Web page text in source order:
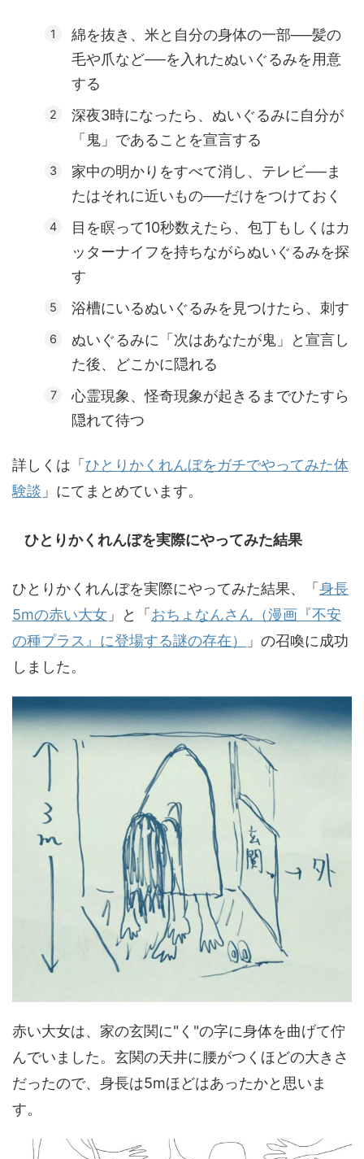
綿を抜き、米と自分の身体の一部──髪の
毛や爪など──を入れたぬいぐるみを用意
する
深夜3時になったら、ぬいぐるみに自分が
「鬼」であることを宣言する
家中の明かりをすべて消し、テレビ──ま
たはそれに近いもの──だけをつけておく
目を瞑って10秒数えたら、包丁もしくはカ
ッターナイフを持ちながらぬいぐるみを探
す
浴槽にいるぬいぐるみを見つけたら、刺す
ぬいぐるみに「次はあなたが鬼」と宣言し
た後、どこかに隠れる
心霊現象、怪奇現象が起きるまでひたすら
隠れて待つ
詳しくは「 ひとりかくれんぼをガチでやってみた体
験談 」にてまとめています。
ひとりかくれんぼを実際にやってみた結果
ひとりかくれんぼを実際にやってみた結果、「 身長
5mの赤い大女 」と「 おちょなんさん（漫画『不安
の種プラス』に登場する謎の存在）
」の召喚に成功
しました。
赤い大女は、家の玄関に"く"の字に身体を曲げて佇
んでいました。玄関の天井に腰がつくほどの大きさ
だったので、身長は5mほどはあったかと思いま
す。